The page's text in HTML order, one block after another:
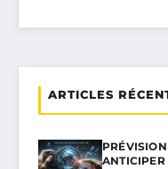
ARTICLES
ANTICIPER